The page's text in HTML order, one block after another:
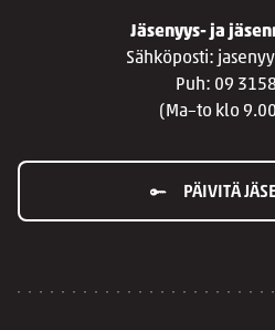
Jäsenyys- ja
Sähköposti:
Puh: 09
(Ma–to klo
PÄIVITÄ